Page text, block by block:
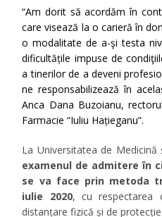
“Am dorit să acordăm în
care visează la o carieră în
o modalitate de a-şi testa
dificultăţile impuse de
a tinerilor de a deveni
ne responsabilizează în
Anca Dana Buzoianu,
Farmacie “Iuliu Hațieganu”.
La Universitatea de Medicină
examenul de admitere în
se va face prin metoda
iulie 2020, cu respectarea
distanțare fizică și de